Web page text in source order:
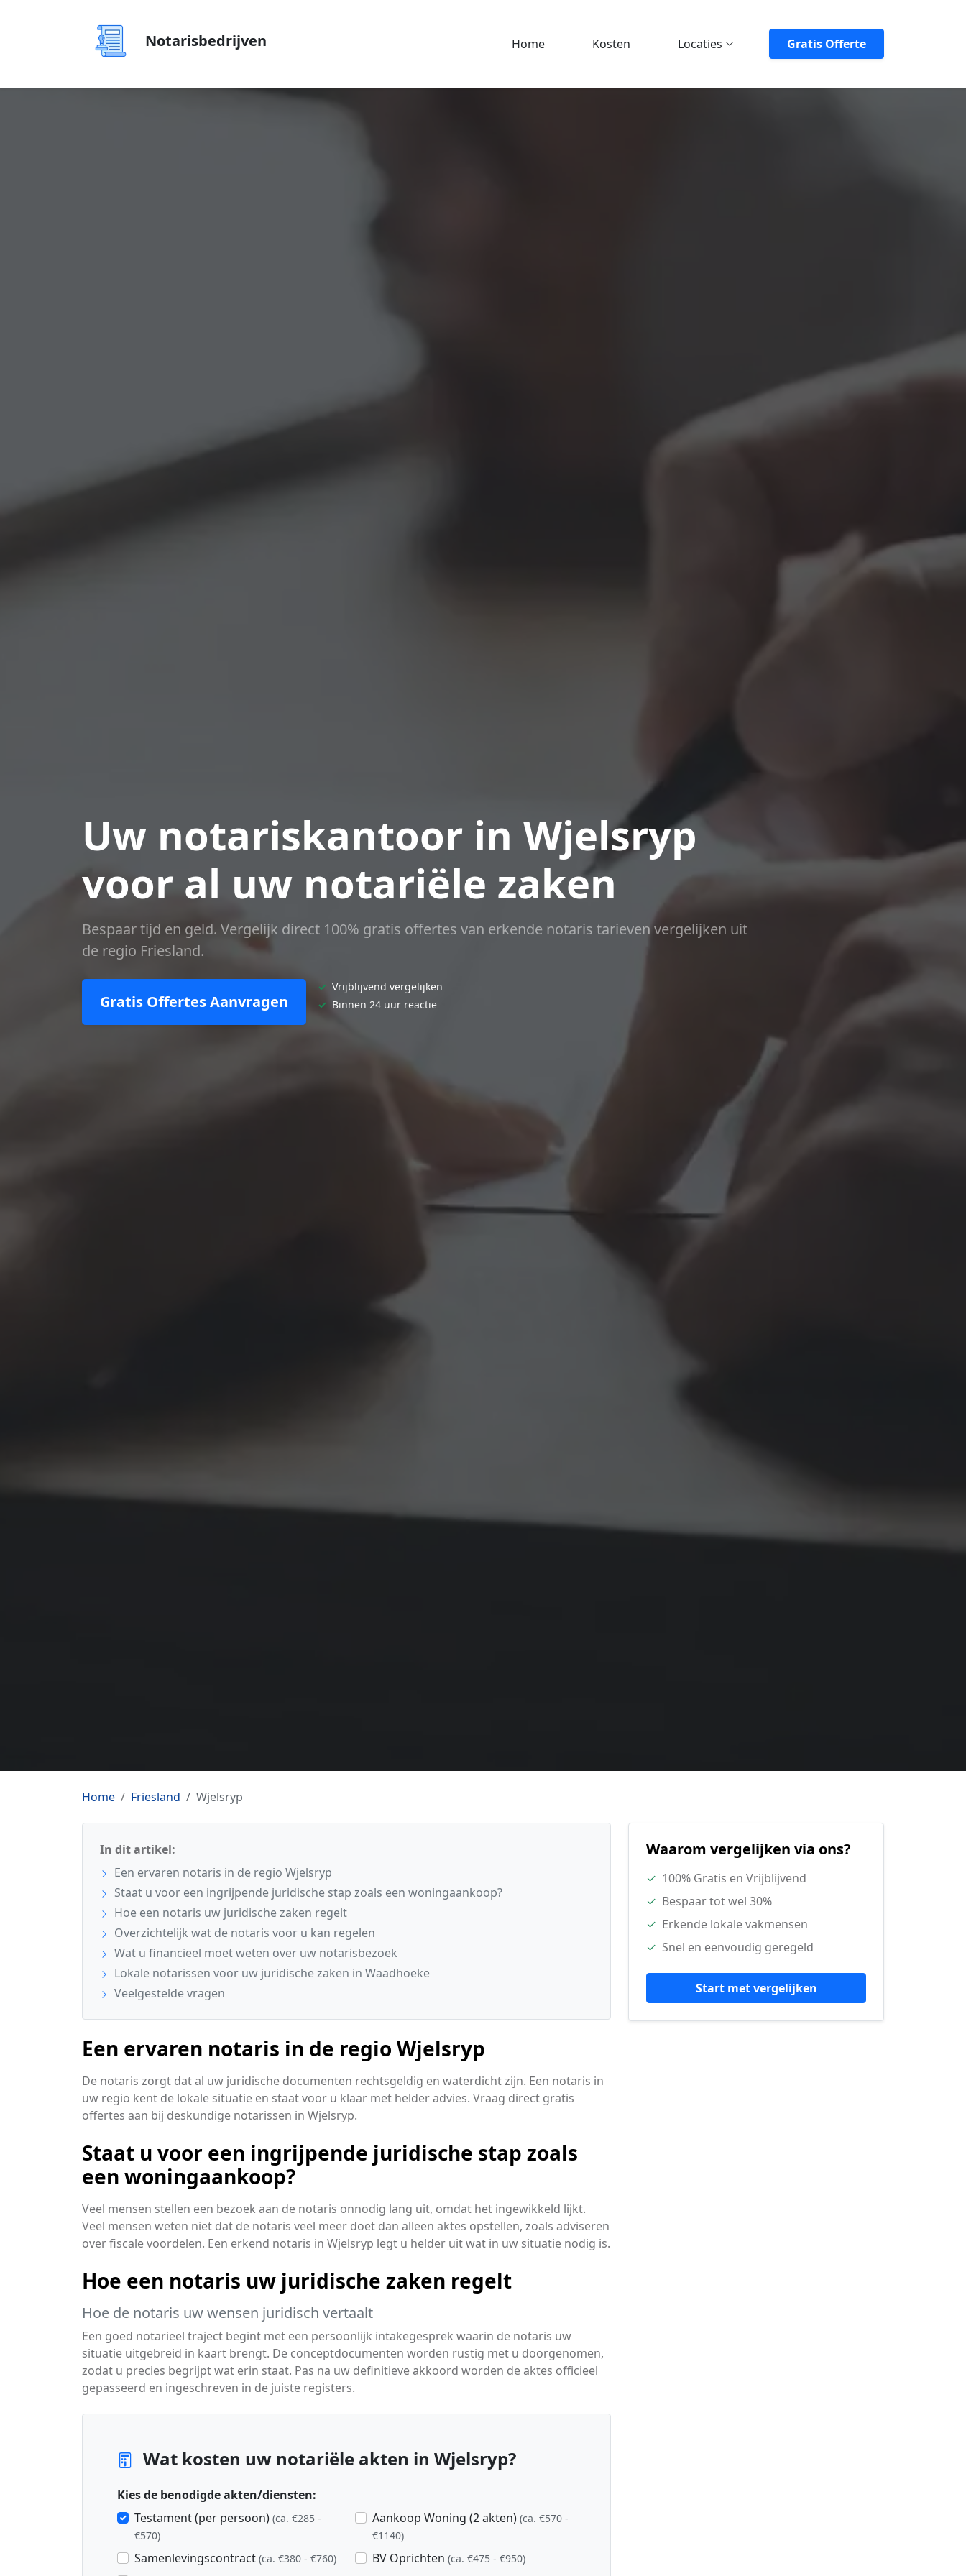
Notarisbedrijven Home Kosten Locaties Gratis Offerte
Uw notariskantoor in Wjelsryp
voor al uw notariële zaken
Bespaar tijd en geld. Vergelijk direct 100% gratis offertes van erkende notaris tarieven vergelijken uit
de regio Friesland.
Gratis Offertes Aanvragen
✓ Vrijblijvend vergelijken
✓ Binnen 24 uur reactie
Home Friesland Wjelsryp
In dit artikel:
Een ervaren notaris in de regio Wjelsryp
Staat u voor een ingrijpende juridische stap zoals een woningaankoop?
Hoe een notaris uw juridische zaken regelt
Overzichtelijk wat de notaris voor u kan regelen
Wat u financieel moet weten over uw notarisbezoek
Lokale notarissen voor uw juridische zaken in Waadhoeke
Veelgestelde vragen
Een ervaren notaris in de regio Wjelsryp
De notaris zorgt dat al uw juridische documenten rechtsgeldig en waterdicht zijn. Een notaris in
uw regio kent de lokale situatie en staat voor u klaar met helder advies. Vraag direct gratis
offertes aan bij deskundige notarissen in Wjelsryp.
Staat u voor een ingrijpende juridische stap zoals
een woningaankoop?
Veel mensen stellen een bezoek aan de notaris onnodig lang uit, omdat het ingewikkeld lijkt.
Veel mensen weten niet dat de notaris veel meer doet dan alleen aktes opstellen, zoals adviseren
over fiscale voordelen. Een erkend notaris in Wjelsryp legt u helder uit wat in uw situatie nodig is.
Hoe een notaris uw juridische zaken regelt
Hoe de notaris uw wensen juridisch vertaalt
Een goed notarieel traject begint met een persoonlijk intakegesprek waarin de notaris uw
situatie uitgebreid in kaart brengt. De conceptdocumenten worden rustig met u doorgenomen,
zodat u precies begrijpt wat erin staat. Pas na uw definitieve akkoord worden de aktes officieel
gepasseerd en ingeschreven in de juiste registers.
Wat kosten uw notariële akten in Wjelsryp?
Kies de benodigde akten/diensten:
Testament (per persoon) (ca. €285 -
€570)
Samenlevingscontract (ca. €380 - €760)
Aankoop Woning (2 akten) (ca. €570 -
€1140)
BV Oprichten (ca. €475 - €950)
Waarom vergelijken via ons?
✓ 100% Gratis en Vrijblijvend
✓ Bespaar tot wel 30%
✓ Erkende lokale vakmensen
✓ Snel en eenvoudig geregeld
Start met vergelijken